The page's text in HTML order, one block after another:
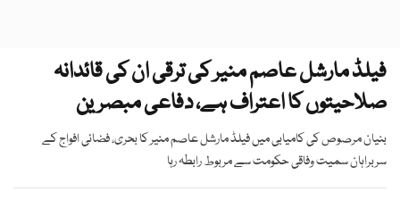
فیلڈ مارشل عاصم منیر کی ترقی ان کی قائدانہ
صلاحیتوں کا اعتراف ہے، دفاعی مبصرین
بنیان مرصوص کی کامیابی میں فیلڈ مارشل عاصم منیر کا بحری، فضائی افواج کے
سربراہان سمیت وفاقی حکومت سے مربوط رابطہ رہا